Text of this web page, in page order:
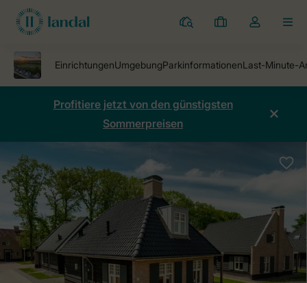
Ferienparks
Meine
Dropdown-
öffnen
Profitiere jetzt von den günstigsten
Sommerpreisen